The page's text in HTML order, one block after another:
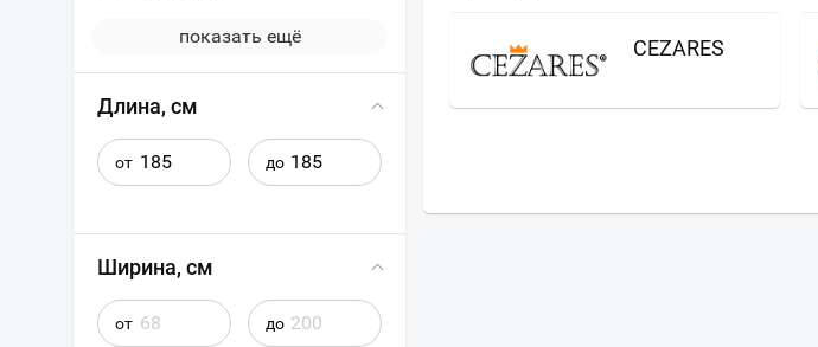
показать ещё
Длина, см
от до
Ширина, см
от до
ЭСТЕТ CEZARES